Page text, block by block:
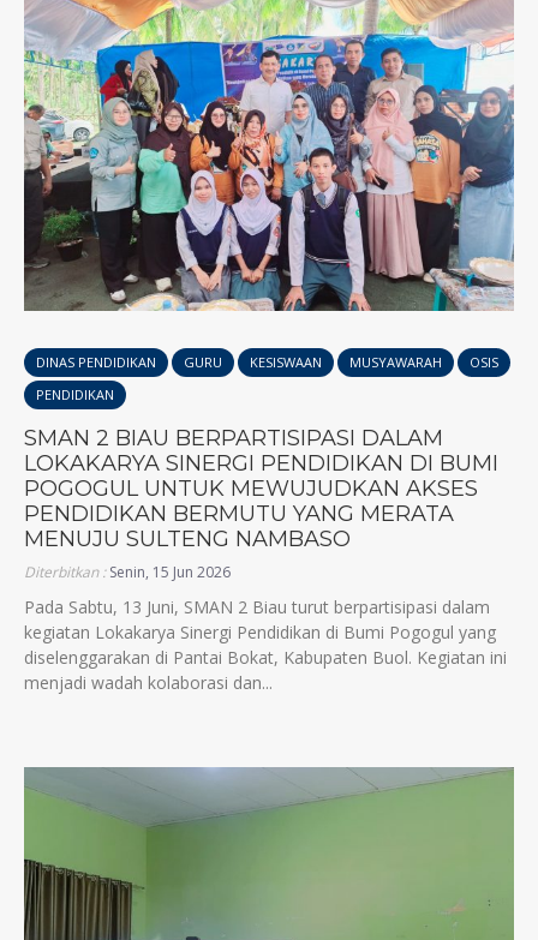
DINAS PENDIDIKAN GURU KESISWAAN MUSYAWARAH
OSIS
PENDIDIKAN
SMAN 2 BIAU BERPARTISIPASI DALAM
LOKAKARYA SINERGI PENDIDIKAN DI BUMI
POGOGUL UNTUK MEWUJUDKAN AKSES
PENDIDIKAN BERMUTU YANG MERATA
MENUJU SULTENG NAMBASO
Diterbitkan :Senin, 15 Jun 2026
Pada Sabtu, 13 Juni, SMAN 2 Biau turut berpartisipasi dalam
kegiatan Lokakarya Sinergi Pendidikan di Bumi Pogogul yang
diselenggarakan di Pantai Bokat, Kabupaten Buol. Kegiatan ini
menjadi wadah kolaborasi dan...